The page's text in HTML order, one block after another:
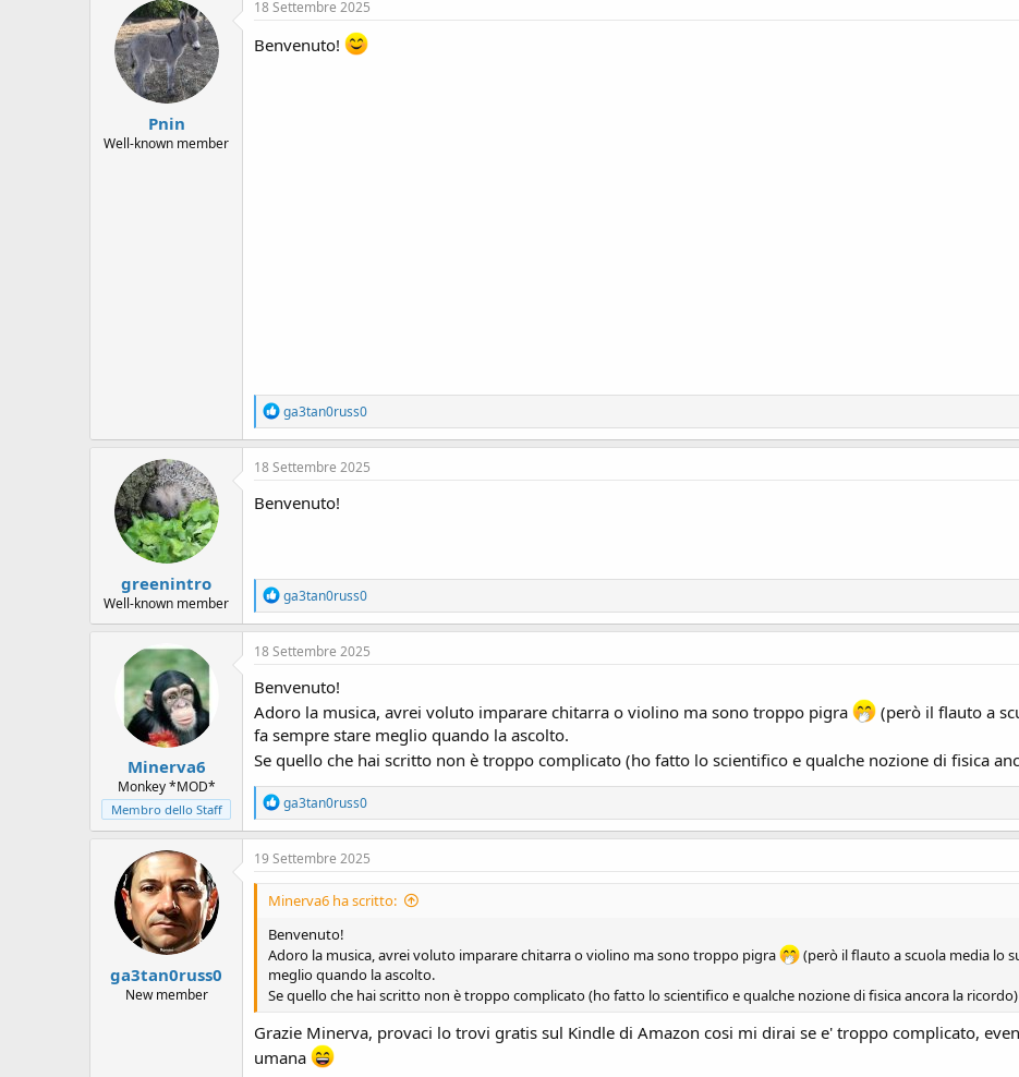
o
Pnin
Well-known member
18 Settembre 2025
Benvenuto!
R
e
a
c
i
o
ga3tan0russ0
greenintro
Well-known member
18 Settembre 2025
Benvenuto!
R
e
a
c
i
o
n
s
ga3tan0russ0
Minerva6
Monkey *MOD*
Membro dello Staff
18 Settembre 2025
Benvenuto!
Adoro la musica, avrei voluto imparare chitarra o violino ma sono troppo pigra
(però il flauto a
fa sempre stare meglio quando la ascolto.
Se quello che hai scritto non è troppo complicato (ho fatto lo scientifico e qualche nozione di fisica
R
e
a
c
o
s
:
ga3tan0russ0
ga3tan0russ0
New member
19 Settembre 2025
Minerva6 ha scritto:
Benvenuto!
Adoro la musica, avrei voluto imparare chitarra o violino ma sono troppo pigra
(però il flauto a scuola media lo
meglio quando la ascolto.
Se quello che hai scritto non è troppo complicato (ho fatto lo scientifico e qualche nozione di fisica ancora la
Grazie Minerva, provaci lo trovi gratis sul Kindle di Amazon cosi mi dirai se e' troppo complicato,
umana